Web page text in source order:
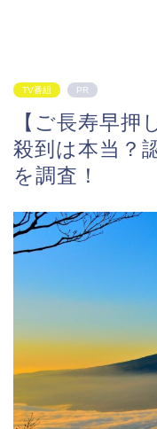
TV番組 PR
【ご長寿早
殺到は本当？
を調査！